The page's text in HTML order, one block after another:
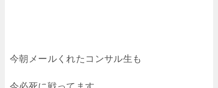
今朝メールくれたコンサル生も